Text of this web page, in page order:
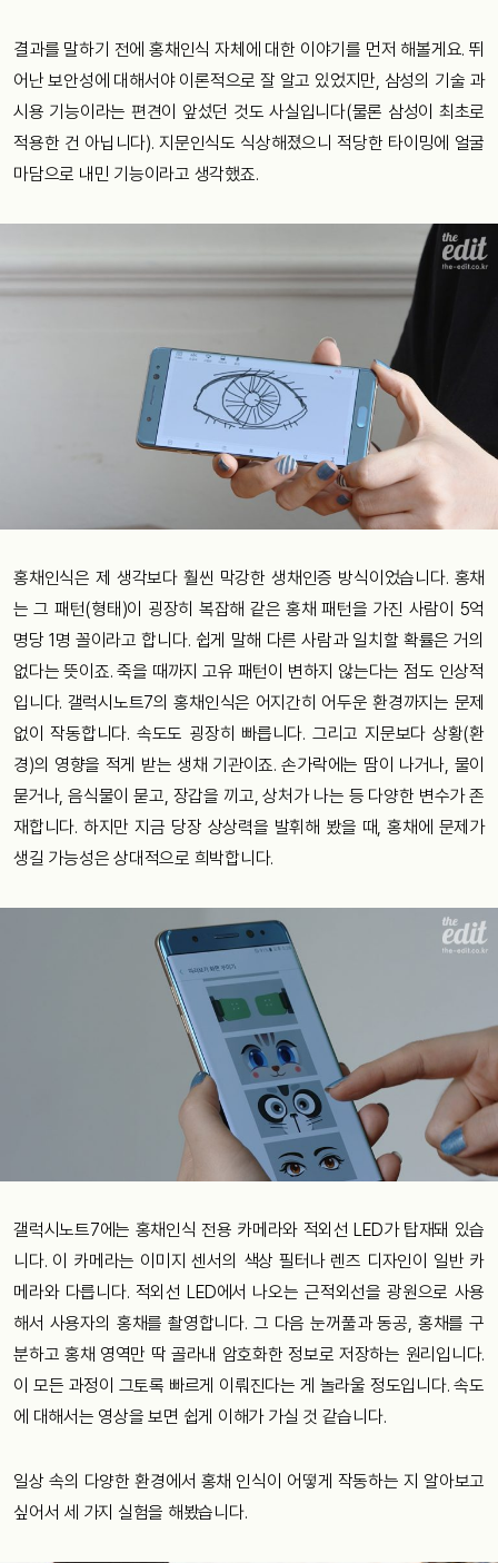
결과를 말하기 전에 홍채인식 자체에 대한 이야기를 먼저 해볼게요. 뛰
어난 보안성에 대해서야 이론적으로 잘 알고 있었지만, 삼성의 기술 과
시용 기능이라는 편견이 앞섰던 것도 사실입니다(물론 삼성이 최초로
적용한 건 아닙니다). 지문인식도 식상해졌으니 적당한 타이밍에 얼굴
마담으로 내민 기능이라고 생각했죠.
홍채인식은 제 생각보다 훨씬 막강한 생채인증 방식이었습니다. 홍채
는 그 패턴(형태)이 굉장히 복잡해 같은 홍채 패턴을 가진 사람이 5억
명당 1명 꼴이라고 합니다. 쉽게 말해 다른 사람과 일치할 확률은 거의
없다는 뜻이죠. 죽을 때까지 고유 패턴이 변하지 않는다는 점도 인상적
입니다. 갤럭시노트7의 홍채인식은 어지간히 어두운 환경까지는 문제
없이 작동합니다. 속도도 굉장히 빠릅니다. 그리고 지문보다 상황(환
경)의 영향을 적게 받는 생채 기관이죠. 손가락에는 땀이 나거나, 물이
묻거나, 음식물이 묻고, 장갑을 끼고, 상처가 나는 등 다양한 변수가 존
재합니다. 하지만 지금 당장 상상력을 발휘해 봤을 때, 홍채에 문제가
생길 가능성은 상대적으로 희박합니다.
갤럭시노트7에는 홍채인식 전용 카메라와 적외선 LED가 탑재돼 있습
니다. 이 카메라는 이미지 센서의 색상 필터나 렌즈 디자인이 일반 카
메라와 다릅니다. 적외선 LED에서 나오는 근적외선을 광원으로 사용
해서 사용자의 홍채를 촬영합니다. 그 다음 눈꺼풀과 동공, 홍채를 구
분하고 홍채 영역만 딱 골라내 암호화한 정보로 저장하는 원리입니다.
이 모든 과정이 그토록 빠르게 이뤄진다는 게 놀라울 정도입니다. 속도
에 대해서는 영상을 보면 쉽게 이해가 가실 것 같습니다.
일상 속의 다양한 환경에서 홍채 인식이 어떻게 작동하는 지 알아보고
싶어서 세 가지 실험을 해봤습니다.